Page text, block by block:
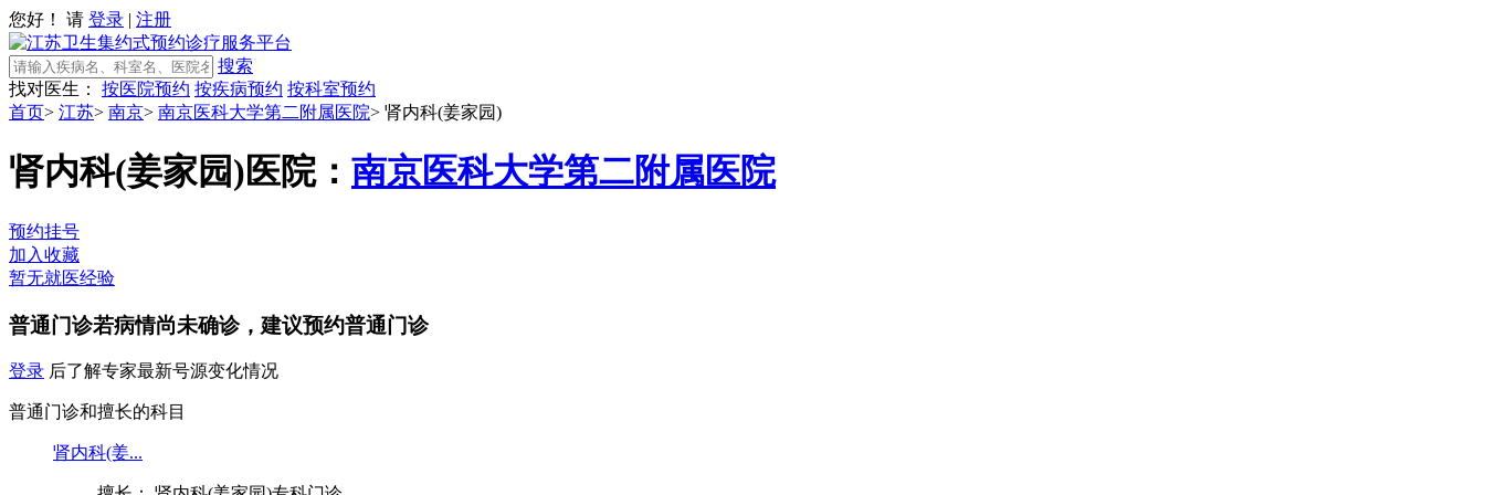
您好！ 请 登录 | 注册
搜索
找对医生：
按医院预约 按疾病预约 按科室预约
首页> 江苏> 南京> 南京医科大学第二附属医院> 肾内科(姜家园)
肾内科(姜家园)医院： 南京医科大学第二附属医院
预约挂号
加入收藏
暂无就医经验
普通门诊若病情尚未确诊，建议预约普通门诊
登录 后了解专家最新号源变化情况
普通门诊和擅长的科目
肾内科(姜...